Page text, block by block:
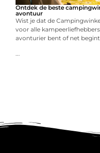
Ontdek de beste
avontuur
Wist je dat de
voor alle
avonturier bent of net
...